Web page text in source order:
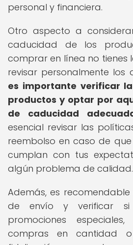
personal y financiera.
Otro aspecto a
caducidad de los
comprar en línea no
revisar personalmente los
es importante verificar
productos y optar por
de caducidad
esencial revisar las
reembolso en caso de
cumplan con tus
algún problema de calidad.
Además, es
de envío y verificar
promociones
compras en cantidad